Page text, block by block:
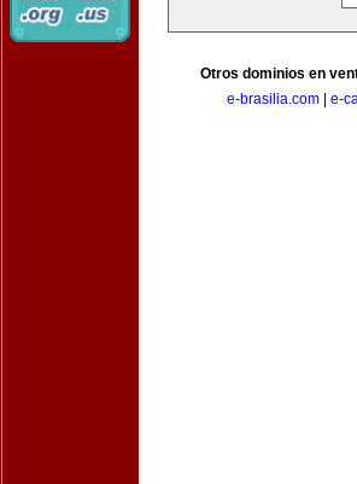
Otros dominios en
e-brasilia.com
e-